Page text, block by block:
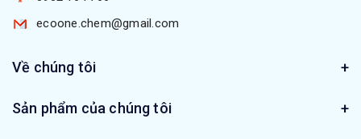
ecoone.chem@gmail.com
Về chúng tôi
Sản phẩm của chúng tôi